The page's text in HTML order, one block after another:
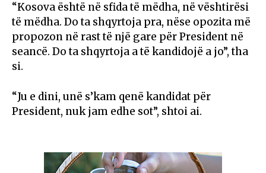
“Kosova është në sfida të mëdha, në vështirësi
të mëdha. Do ta shqyrtoja pra, nëse opozita më
propozon në rast të një gare për President në
seancë. Do ta shqyrtoja a të kandidojë a jo”, tha
si.
“Ju e dini, unë s’kam qenë kandidat për
President, nuk jam edhe sot”, shtoi ai.